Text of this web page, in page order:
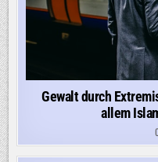
Gewalt durch
allem